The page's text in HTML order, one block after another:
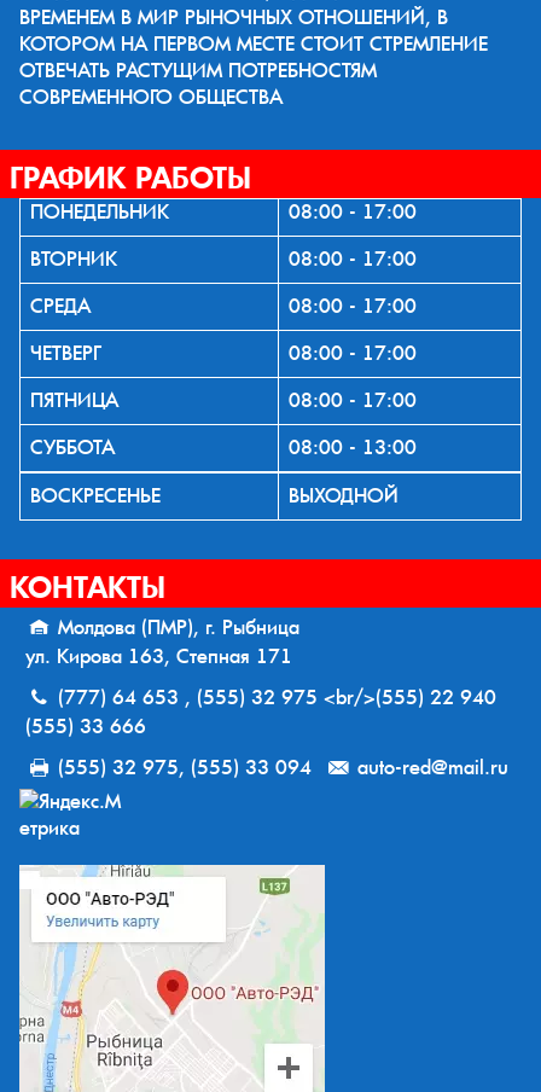
ВРЕМЕНЕМ В МИР РЫНОЧНЫХ ОТНОШЕНИЙ, В
КОТОРОМ НА ПЕРВОМ МЕСТЕ СТОИТ СТРЕМЛЕНИЕ
ОТВЕЧАТЬ РАСТУЩИМ ПОТРЕБНОСТЯМ
СОВРЕМЕННОГО ОБЩЕСТВА
ГРАФИК РАБОТЫ
ПОНЕДЕЛЬНИК
08:00 - 17:00
ВТОРНИК
08:00 - 17:00
СРЕДА
08:00 - 17:00
ЧЕТВЕРГ
08:00 - 17:00
ПЯТНИЦА
08:00 - 17:00
СУББОТА
08:00 - 13:00
ВОСКРЕСЕНЬЕ
ВЫХОДНОЙ
КОНТАКТЫ
Молдова (ПМР), г. Рыбница
ул. Кирова 163, Степная 171
(777) 64 653 , (555) 32 975 <br/>(555) 22 940
(555) 33 666
(555) 32 975, (555) 33 094
auto-red@mail.ru